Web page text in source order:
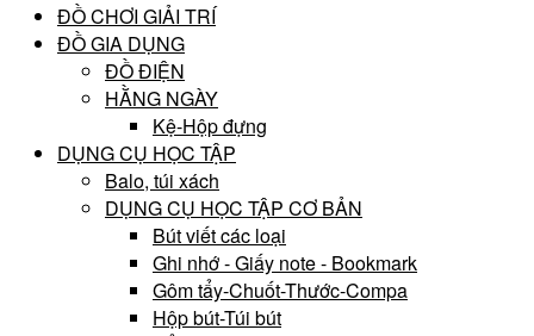
ĐỒ CHƠI GIẢI TRÍ
ĐỒ GIA DỤNG
ĐỒ ĐIỆN
HẰNG NGÀY
Kệ-Hộp đựng
DỤNG CỤ HỌC TẬP
Balo, túi xách
DỤNG CỤ HỌC TẬP CƠ BẢN
Bút viết các loại
Ghi nhớ - Giấy note - Bookmark
Gôm tẩy-Chuốt-Thước-Compa
Hộp bút-Túi bút